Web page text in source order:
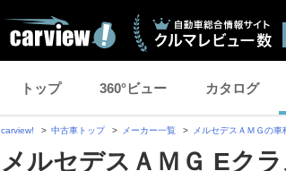
トップ 360°ビュー カタログ
carview! 中古車トップ メーカー一覧 メルセデスＡＭＧの車
メルセデスＡＭＧ Eク